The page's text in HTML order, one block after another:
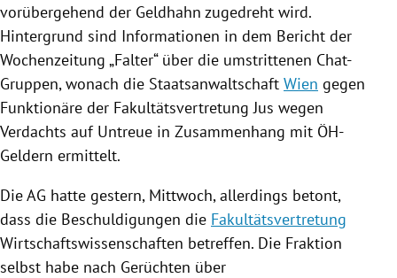
vorübergehend der Geldhahn zugedreht wird.
Hintergrund sind Informationen in dem Bericht der
Wochenzeitung „Falter“ über die umstrittenen Chat-
Gruppen, wonach die Staatsanwaltschaft Wien gegen
Funktionäre der Fakultätsvertretung Jus wegen
Verdachts auf Untreue in Zusammenhang mit ÖH-
Geldern ermittelt.
Die AG hatte gestern, Mittwoch, allerdings betont,
dass die Beschuldigungen die Fakultätsvertretung
Wirtschaftswissenschaften betreffen. Die Fraktion
selbst habe nach Gerüchten über